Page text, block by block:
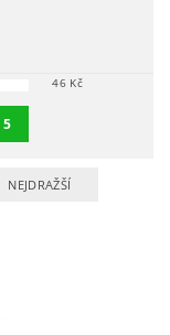
46Kč
5
NEJDRAŽŠÍ